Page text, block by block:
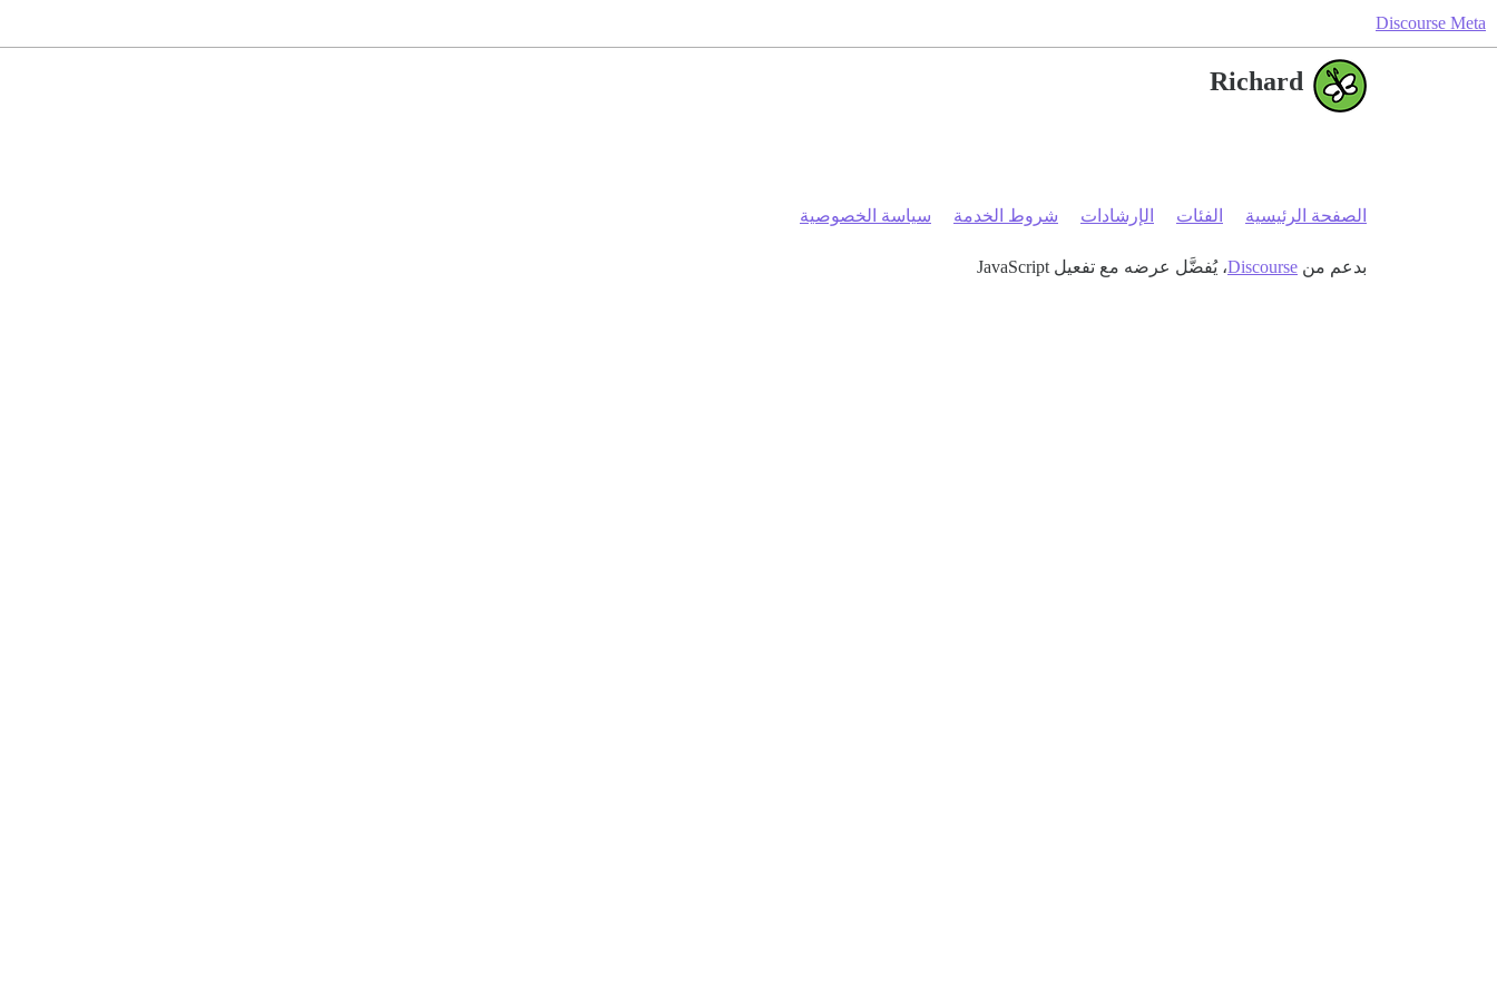
Discourse Meta
Richard
الصفحة الرئيسية الفئات الإرشادات شروط الخدمة سياسة الخصوصية
بدعم من Discourse، يُفضَّل عرضه مع تفعيل JavaScript